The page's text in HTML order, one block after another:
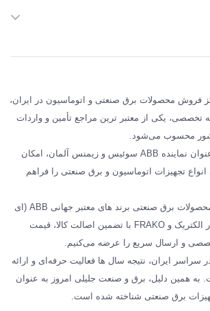
فروش محصولات برق صنعتی و اتوماسیون در ایران،
سال سابقه تخصصی، یکی از معتبر ترین مراجع تأمین و واردات
محسوب می‌شود.
برق و صنعت جلیلی به عنوان نماینده ABB سوئیس و زیمنس آلمان، امکان
تجهیزات اتوماسیون و برق صنعتی را فراهم
ما مجموعه‌ای کامل از محصولات برق صنعتی برند های معتبر جهانی ABB (ای
بی بی)، زیمنس، اشنایدر الکتریک و FRAKO با تضمین اصالت کالا، قیمت
و ارسال سریع را عرضه می‌کنیم.
سراسر ایران، نتیجه سال ها فعالیت حرفه‌ای و ارائه
به همین دلیل، برق و صنعت جلیلی امروز به عنوان
برق صنعتی شناخته شده است.